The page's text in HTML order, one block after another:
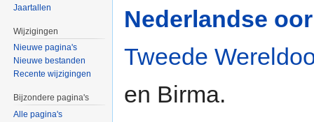
Nederlandse
Tweede
en Birma.
Jaartallen
Wijzigingen
Nieuwe pagina's
Nieuwe bestanden
Recente wijzigingen
Bijzondere pagina's
Alle pagina's